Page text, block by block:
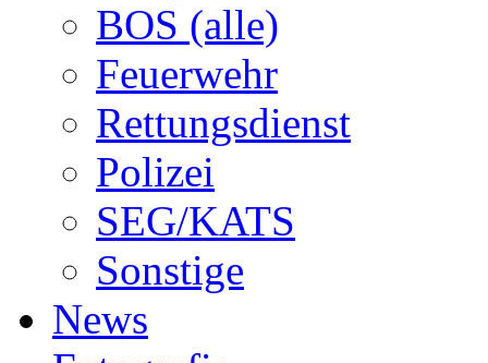
BOS (alle)
Feuerwehr
Rettungsdienst
Polizei
SEG/KATS
Sonstige
News